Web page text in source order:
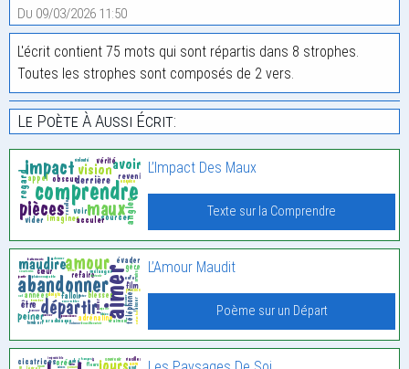
Du 09/03/2026 11:50
L'écrit contient 75 mots qui sont répartis dans 8 strophes.
Toutes les strophes sont composés de 2 vers.
Le Poète À Aussi Écrit:
L’Impact Des Maux
Texte sur la Comprendre
L’Amour Maudit
Poème sur un Départ